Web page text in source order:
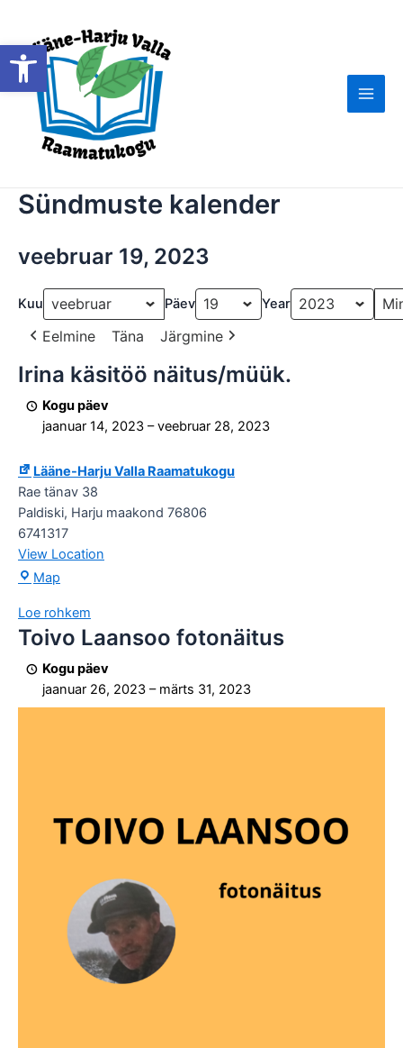
Open toolbar
content
Main
Sündmuste kalender
veebruar 19, 2023
Kuu Päev Year
Eelmine Täna Järgmine
Irina
näitus/müük.
Irina käsitöö näitus/müük.
Kogu päev
jaanuar 14, 2023 –veebruar 28, 2023
Lääne-Harju Valla Raamatukogu
Rae tänav 38
Paldiski, Harju maakond 76806
6741317
View Location
Map
Valla
Raamatukogu
Loe rohkem
Toivo
fotonäitus
Toivo Laansoo fotonäitus
Kogu päev
jaanuar 26, 2023 – märts 31, 2023